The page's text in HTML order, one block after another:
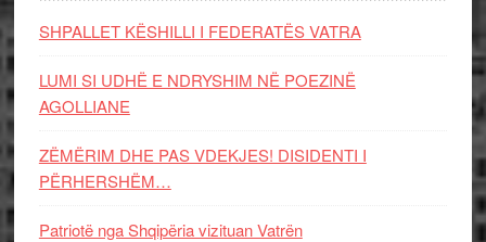
SHPALLET KËSHILLI I FEDERATËS VATRA
LUMI SI UDHË E NDRYSHIM NË POEZINË
AGOLLIANE
ZËMËRIM DHE PAS VDEKJES! DISIDENTI I
PËRHERSHËM…
Patriotë nga Shqipëria vizituan Vatrën